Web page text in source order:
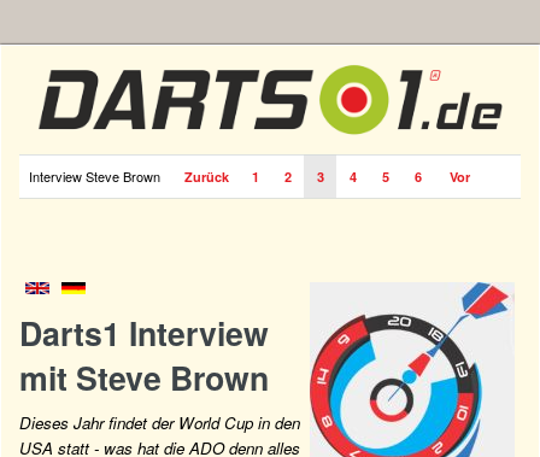
Interview Steve Brown Zurück 1 2 3 4 5 6 Vor
Darts1 Interview
mit Steve Brown
Dieses Jahr findet der World Cup in den
USA statt - was hat die ADO denn alles